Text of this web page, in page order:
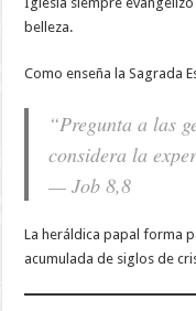
belleza.
Como enseña la Sagrada
“Pregunta a las
considera la
— Job 8,8
La heráldica papal forma
acumulada de siglos de